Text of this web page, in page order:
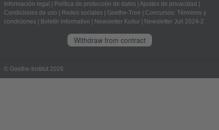
Información legal Política de protección de datos Ajustes de privacidad
Condiciones de uso
Redes sociales Goethe-Tree
Concursos: Términos y
condiciones
Boletín informativo Newsletter Kultur Newsletter Juli 2024-2
Withdraw from contract
© Goethe-Institut 2026